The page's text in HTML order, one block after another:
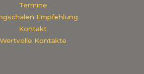
Termine
Empfehlung
Kontakt
Wertvolle Kontakte